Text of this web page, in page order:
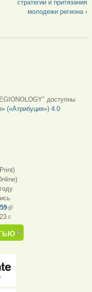
стратегии и притязания
молодежи региона ›
доступны
(«Атрибуция») 4.0
(внешняя ссылка)
г.